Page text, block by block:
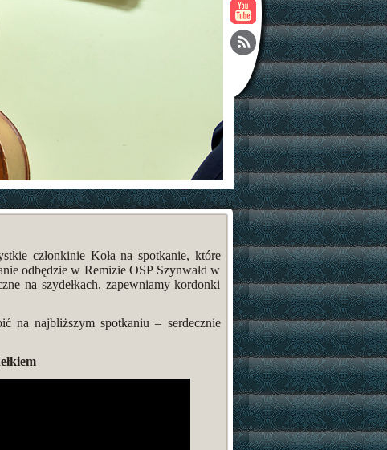
członkinie Koła na spotkanie, które
odbędzie w Remizie OSP Szynwałd w
na szydełkach, zapewniamy kordonki
na najbliższym spotkaniu – serdecznie